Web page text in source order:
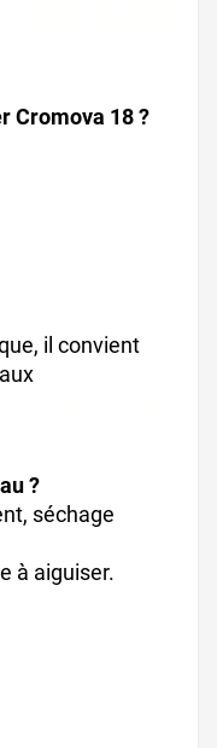
Cromova 18 ?
il convient
?
séchage
à aiguiser.